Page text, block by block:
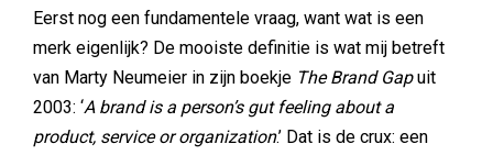
Eerst nog een fundamentele vraag, want wat is een
merk eigenlijk? De mooiste definitie is wat mij betreft
van Marty Neumeier in zijn boekje The Brand Gapuit
2003: ‘A brand is a person’s gut feeling about a
product, service or organization.’ Dat is de crux: een